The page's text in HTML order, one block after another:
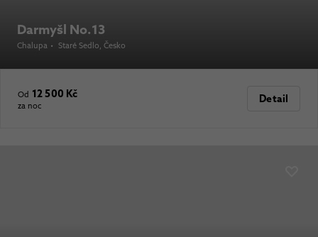
Darmyšl No.13
Chalupa • Staré Sedlo, Česko
Od 12 500 Kč
za noc
Detail